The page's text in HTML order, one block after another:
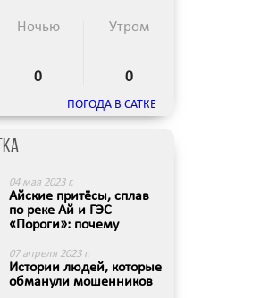
Ночью
0
Утром
0
ПОГОДА В САТКЕ
04 мая 2023 г.
Айские притёсы, сплав
по реке Ай и ГЭС
«Пороги»: почему
07 апреля 2023 г.
Истории людей, которые
обманули мошенников